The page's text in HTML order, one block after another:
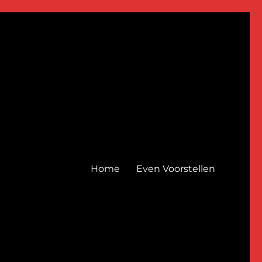
Home Even Voorstellen